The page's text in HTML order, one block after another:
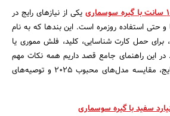
یکی از نیازهای رایج در
و حتی استفاده روزمره است. این بندها که به نام
برای حمل کارت شناسایی، کلید، فلش مموری یا
این راهنمای جامع قصد داریم همه نکات مهم
پیش از خرید، اشتباهات رایج، مقایسه مدل‌های محبوب ۲۰۲۵ و توصیه‌های
سفید با گیره سوسماری